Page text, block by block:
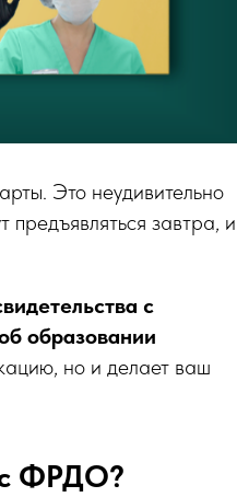
Это неудивительно
завтра, и
с
образовании
но и делает ваш
с ФРДО?